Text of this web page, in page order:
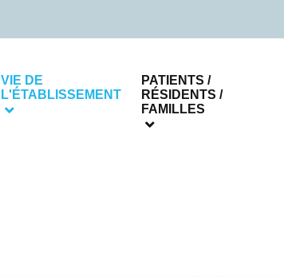
VIE DE
L'ÉTABLISSEMENT
PATIENTS /
RÉSIDENTS /
FAMILLES